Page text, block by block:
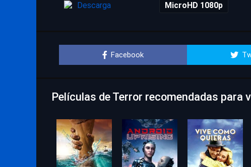
Descarga MicroHD 1080p
Facebook
Películas de Terror recomendadas para